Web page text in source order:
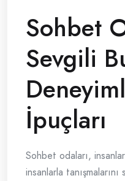
Sohbet
Sevgili
İpuçları
Sohbet odaları,
insanlarla